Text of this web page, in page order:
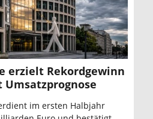
erzielt Rekordgewinn
Umsatzprognose
im ersten Halbjahr